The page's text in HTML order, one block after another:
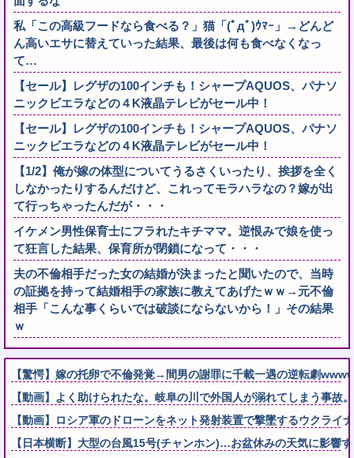
私「この高級フードなら食べる？」猫「(ﾟдﾟ)ｳﾏｰ」→どんど
ん高いエサに替えていった結果、最後は何も食べなくなっ
て…
【セール】レグザの100インチも！シャープAQUOS、パナソ
ニックビエラなどの４K液晶テレビがセール中！
【セール】レグザの100インチも！シャープAQUOS、パナソ
ニックビエラなどの４K液晶テレビがセール中！
【1/2】俺が嫁の体型についてうるさくいったり、挨拶を全く
しなかったりするんだけど、これってモラハラなの？嫁が出
て行っちゃったんだが・・・
イケメン男性保育士にフラれたキチママ。逆恨みで娘を使っ
て狂言した結果、保育所が閉鎖になって・・・
夫の不倫相手だった女の結婚が決まったと聞いたので、当時
の証拠を持って結婚相手の家族に教えてあげたｗｗ→元不倫
相手「こんな事くらいでは破談にならないから！」その結果
ｗ
【驚愕】嫁の托卵で不倫発覚→間男の謝罪に千載一遇の逆転劇
【動画】よく助けられたな。岐阜の川で外国人が溺れてしまう事故。
【動画】ロシア軍のドローンをネット発射装置で撃墜するウクライ
【日本横断】大型の台風15号(チャンホン)…お盆休みの天気に影響